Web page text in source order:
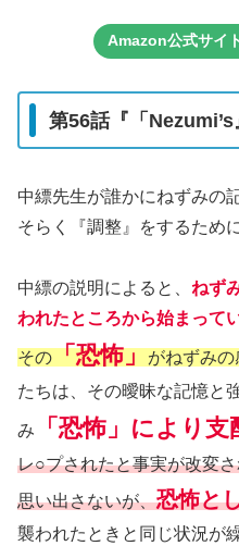
Amazon公式サイ
第56話『「Nezumi’s
中縹先生が誰かにねずみの
そらく『調整』をするため
中縹の説明によると、 ねず
われたところから始まってい
その「恐怖」がねずみの
たちは、その曖昧な記憶と
み 「恐怖」により支
レ○プされたと事実が改変
思い出さないが、恐怖と
襲われたときと同じ状況が